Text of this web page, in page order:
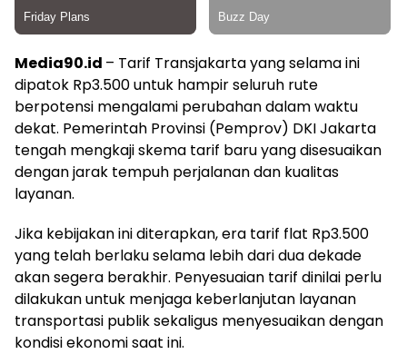
Media90.id – Tarif Transjakarta yang selama ini
dipatok Rp3.500 untuk hampir seluruh rute
berpotensi mengalami perubahan dalam waktu
dekat. Pemerintah Provinsi (Pemprov) DKI Jakarta
tengah mengkaji skema tarif baru yang disesuaikan
dengan jarak tempuh perjalanan dan kualitas
layanan.
Jika kebijakan ini diterapkan, era tarif flat Rp3.500
yang telah berlaku selama lebih dari dua dekade
akan segera berakhir. Penyesuaian tarif dinilai perlu
dilakukan untuk menjaga keberlanjutan layanan
transportasi publik sekaligus menyesuaikan dengan
kondisi ekonomi saat ini.